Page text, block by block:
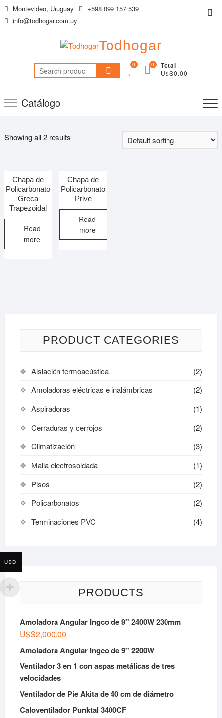
SaltarMontevideo, Uruguay
+598 099 157 539
info@todhogar.com.uy
Todhogar
Search
for:
0 Total
U$S0.00
0
Catálogo
Showing all 2 results
Chapa de
Policarbonato
Greca
Trapezoidal
Read
more
Chapa de
Policarbonato
Prive
Read
more
PRODUCT CATEGORIES
Aislación termoacústica
(2)
Amoladoras eléctricas e inalámbricas
(2)
Aspiradoras
(1)
Cerraduras y cerrojos
(2)
Climatización
(3)
Malla electrosoldada
(1)
Pisos
(2)
Policarbonatos
(2)
Terminaciones PVC
(4)
PRODUCTS
Amoladora Angular Ingco de 9'' 2400W 230mm
U$S2,000.00
Amoladora Angular Ingco de 9'' 2200W
Ventilador 3 en 1 con aspas metálicas de tres
velocidades
Ventilador de Pie Akita de 40 cm de diámetro
Caloventilador Punktal 3400CF
USD